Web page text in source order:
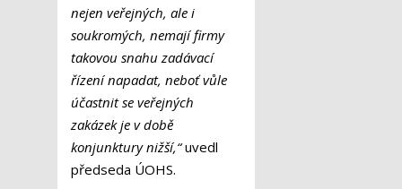
nejen veřejných, ale i
soukromých, nemají firmy
takovou snahu zadávací
řízení napadat, neboť vůle
účastnit se veřejných
zakázek je v době
konjunktury nižší,“uvedl
předseda ÚOHS.